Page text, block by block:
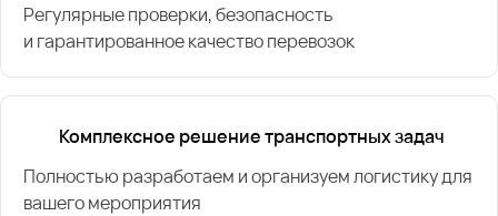
Регулярные проверки, безопасность
и гарантированное качество перевозок
Комплексное решение транспортных задач
Полностью разработаем и организуем логистику для
вашего мероприятия